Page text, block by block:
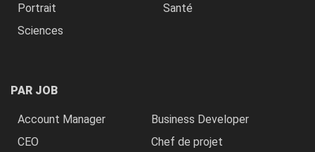
Portrait
Santé
Sciences
PAR JOB
Account Manager
Business Developer
CEO
Chef de projet